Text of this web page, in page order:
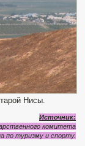
Нисы.
Источник:
комитета
по туризму и спорту.